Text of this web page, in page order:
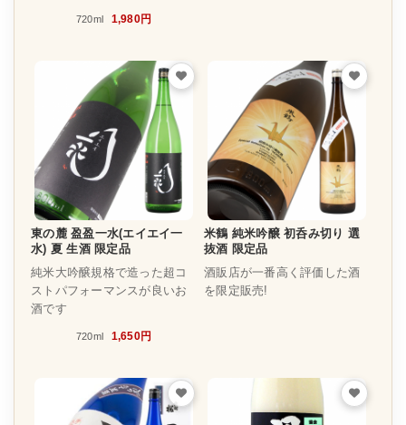
720ml 1,980円
東の麓 盈盈一水(エイエイ一
水) 夏 生酒 限定品
純米大吟醸規格で造った超コ
ストパフォーマンスが良いお
酒です
720ml 1,650円
米鶴 純米吟醸 初呑み切り 選
抜酒 限定品
酒販店が一番高く評価した酒
を限定販売!